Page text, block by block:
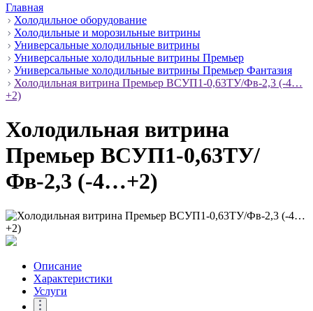
Главная
Холодильное оборудование
Холодильные и морозильные витрины
Универсальные холодильные витрины
Универсальные холодильные витрины Премьер
Универсальные холодильные витрины Премьер Фантазия
Холодильная витрина Премьер ВСУП1-0,63ТУ/Фв-2,3 (-4…
+2)
Холодильная витрина
Премьер ВСУП1-0,63ТУ/
Фв-2,3 (-4…+2)
Описание
Характеристики
Услуги